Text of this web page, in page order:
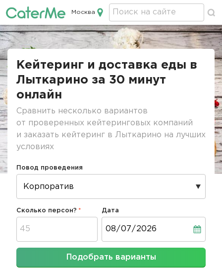
Кейтеринг в Москве
Москва
Строка
Кейтеринг и доставка еды в
Лыткарино за 30 минут
онлайн
Сравнить несколько вариантов
от проверенных кейтеринговых компаний
и заказать кейтеринг в Лыткарино на лучших
условиях
Повод проведения
Сколько персон? Дата
Подобрать варианты